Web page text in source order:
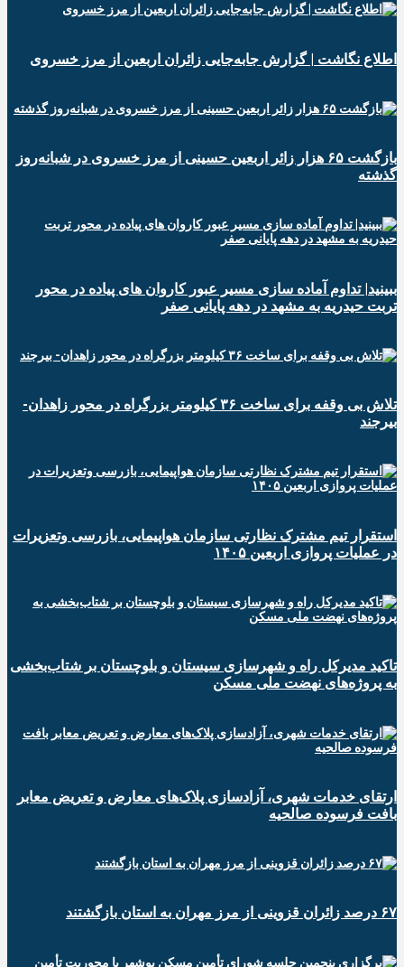
️اطلاع نگاشت | گزارش جابه‌جایی زائران اربعین از مرز خسروی
️بازگشت ۶۵ هزار زائر اربعین حسینی از مرز خسروی در شبانه‌روز
گذشته
ببینید| تداوم آماده سازی مسیر عبور کاروان های پیاده در محور
تربت حیدریه به مشهد در دهه پایانی صفر
تلاش بی وقفه برای ساخت ۳۶ کیلومتر بزرگراه در محور زاهدان-
بیرجند
استقرار تیم مشترک نظارتی سازمان هواپیمایی، بازرسی وتعزیرات
در عملیات پروازی اربعین ۱۴۰۵
تاکید مدیرکل راه و شهرسازی سیستان و بلوچستان بر شتاب‌بخشی
به پروژه‌های نهضت ملی مسکن
ارتقای خدمات شهری، آزادسازی پلاک‌های معارض و تعریض معابر
بافت فرسوده صالحیه
۶۷ درصد زائران قزوینی از مرز مهران به استان بازگشتند